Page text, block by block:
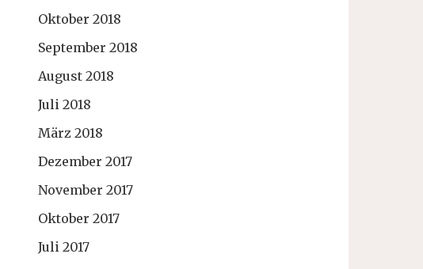
Oktober 2018
September 2018
August 2018
Juli 2018
März 2018
Dezember 2017
November 2017
Oktober 2017
Juli 2017